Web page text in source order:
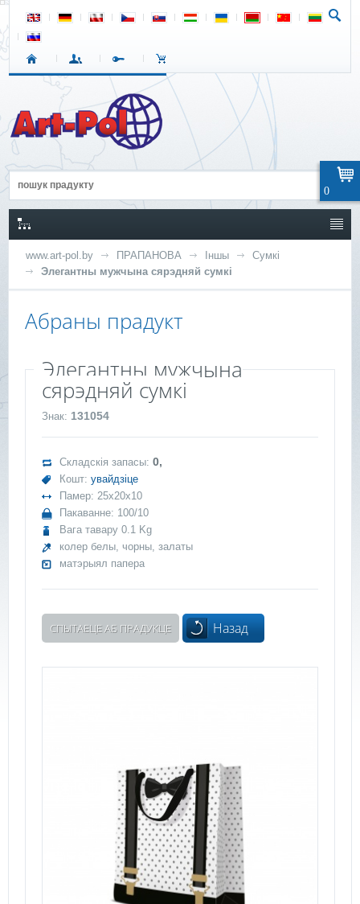
www.art-pol.by ПРАПАНОВА Іншы
Сумкі
Элегантны мужчына сярэдняй сумкі
Абраны прадукт
Элегантны мужчына
сярэдняй сумкі
Знак: 131054
Складскія запасы:0,
Кошт:увайдзіце
Памер: 25x20x10
Пакаванне: 100/10
Вага тавару 0.1 Kg
колер белы, чорны, залаты
матэрыял папера
СПЫТАЕЦЕ АБ ПРАДУКЦЕ Назад
0